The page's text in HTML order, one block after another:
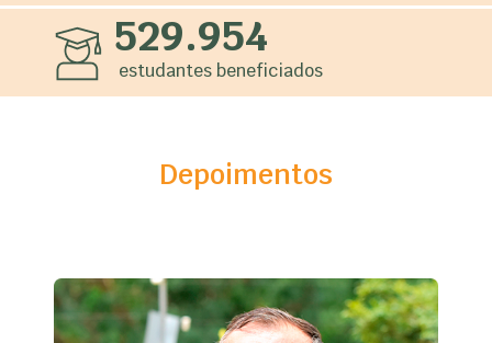
529.954
estudantes beneficiados
Depoimentos